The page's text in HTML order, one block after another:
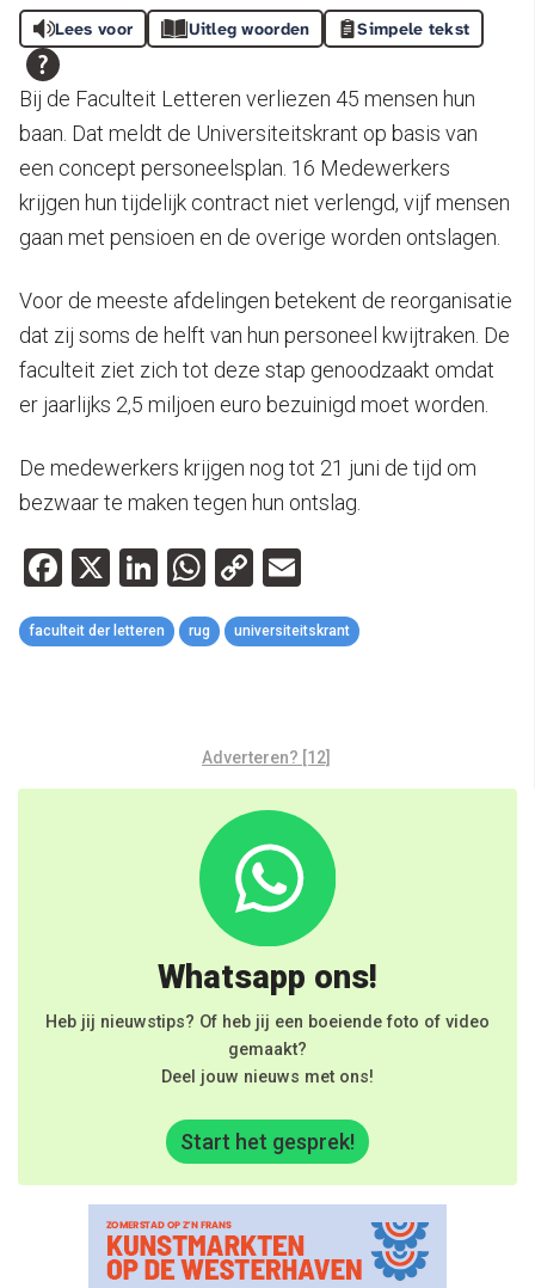
Lees voor Uitleg woorden Simpele tekst
Bij de Faculteit Letteren verliezen 45 mensen hun
baan. Dat meldt de Universiteitskrant op basis van
een concept personeelsplan. 16 Medewerkers
krijgen hun tijdelijk contract niet verlengd, vijf mensen
gaan met pensioen en de overige worden ontslagen.
Voor de meeste afdelingen betekent de reorganisatie
dat zij soms de helft van hun personeel kwijtraken. De
faculteit ziet zich tot deze stap genoodzaakt omdat
er jaarlijks 2,5 miljoen euro bezuinigd moet worden.
De medewerkers krijgen nog tot 21 juni de tijd om
bezwaar te maken tegen hun ontslag.
Facebook
X LinkedIn
WhatsApp
Copy
Link
faculteit der letteren rug universiteitskrant
Adverteren? [12]
Whatsapp ons!
Heb jij nieuwstips? Of heb jij een boeiende foto of video
gemaakt?
Deel jouw nieuws met ons!
Start het gesprek!